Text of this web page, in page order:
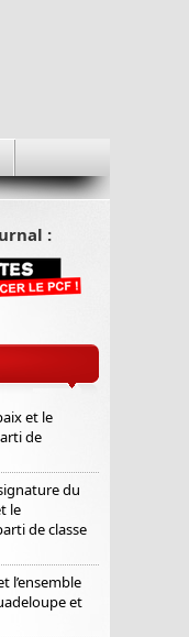
:
et le
de
du
le
de classe
l’ensemble
et